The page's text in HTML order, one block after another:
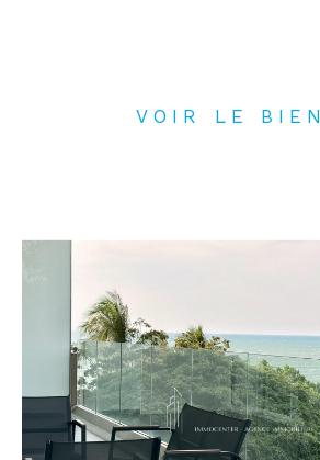
VOIR LE BIEN